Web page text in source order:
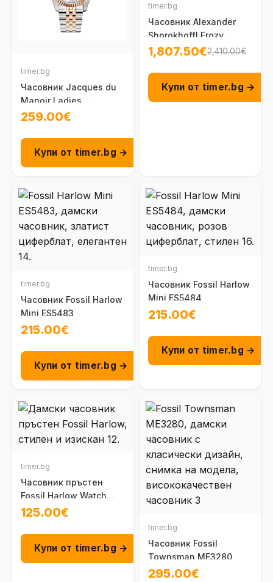
timer.bg
Часовник Jacques du
Manoir Ladies
Inspiration NRO.23
259.00€
Купи от timer.bg →
timer.bg
Часовник Alexander
Shorokhoffl Frozy
AS.FRZ01-2
1,807.50€2,410.00€
Купи от timer.bg →
timer.bg
Часовник Fossil Harlow
Mini ES5483
215.00€
Купи от timer.bg →
timer.bg
Часовник Fossil Harlow
Mini ES5484
215.00€
Купи от timer.bg →
timer.bg
Часовник пръстен
Fossil Harlow Watch
Ring ES5482
125.00€
Купи от timer.bg →
timer.bg
Часовник Fossil
Townsman ME3280
295.00€